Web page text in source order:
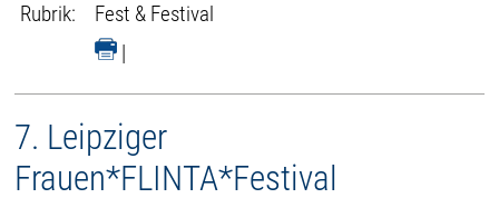
Rubrik:
Fest & Festival
|
7. Leipziger
Frauen*FLINTA*Festival